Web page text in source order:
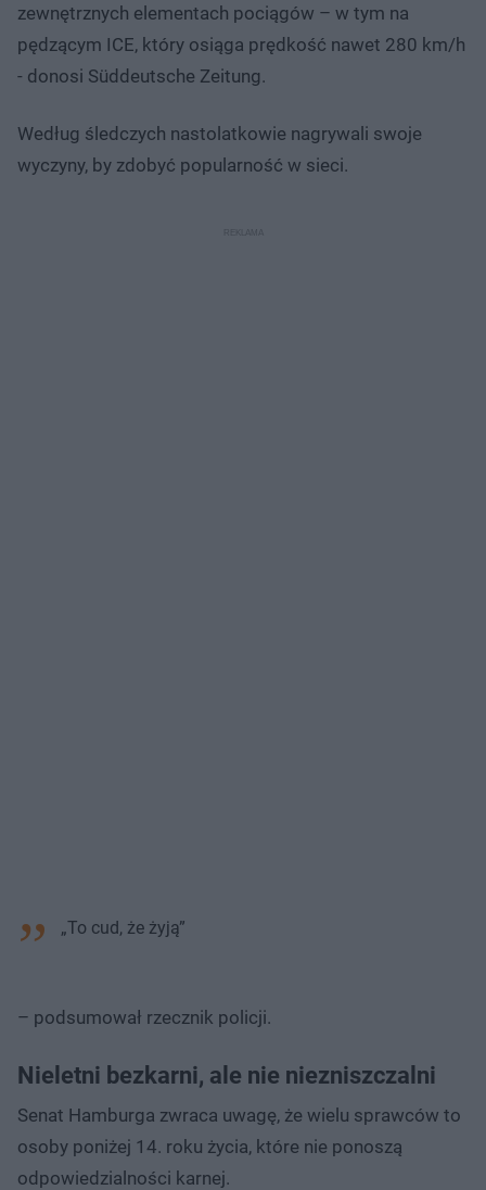
zewnętrznych elementach pociągów – w tym na
pędzącym ICE, który osiąga prędkość nawet 280 km/h
- donosi Süddeutsche Zeitung.
Według śledczych nastolatkowie nagrywali swoje
wyczyny, by zdobyć popularność w sieci.
„To cud, że żyją”
– podsumował rzecznik policji.
Nieletni bezkarni, ale nie niezniszczalni
Senat Hamburga zwraca uwagę, że wielu sprawców to
osoby poniżej 14. roku życia, które nie ponoszą
odpowiedzialności karnej.